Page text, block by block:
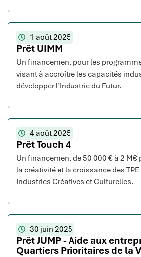
1 août 2025
Prêt UIMM
Un financement pour les
visant à accroître les capacités
développer l’Industrie du Futur.
4 août 2025
Prêt Touch 4
Un financement de 50 000 € à 2
la créativité et la croissance des TPE
Industries Créatives et Culturelles.
30 juin 2025
Prêt JUMP - Aide aux
Quartiers Prioritaires de la